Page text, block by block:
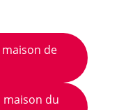
maison de
maison du